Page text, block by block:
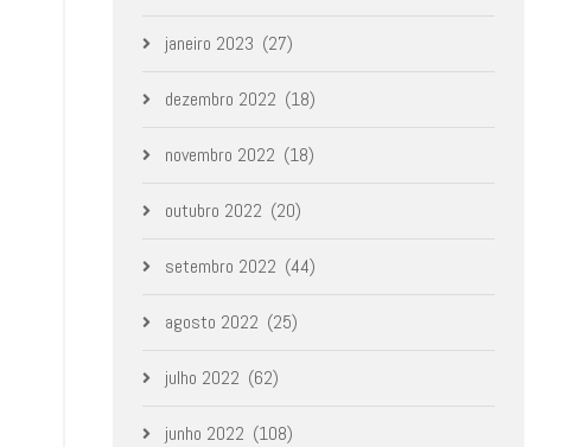
janeiro 2023 (27)
dezembro 2022 (18)
novembro 2022 (18)
outubro 2022 (20)
setembro 2022 (44)
agosto 2022 (25)
julho 2022 (62)
junho 2022 (108)